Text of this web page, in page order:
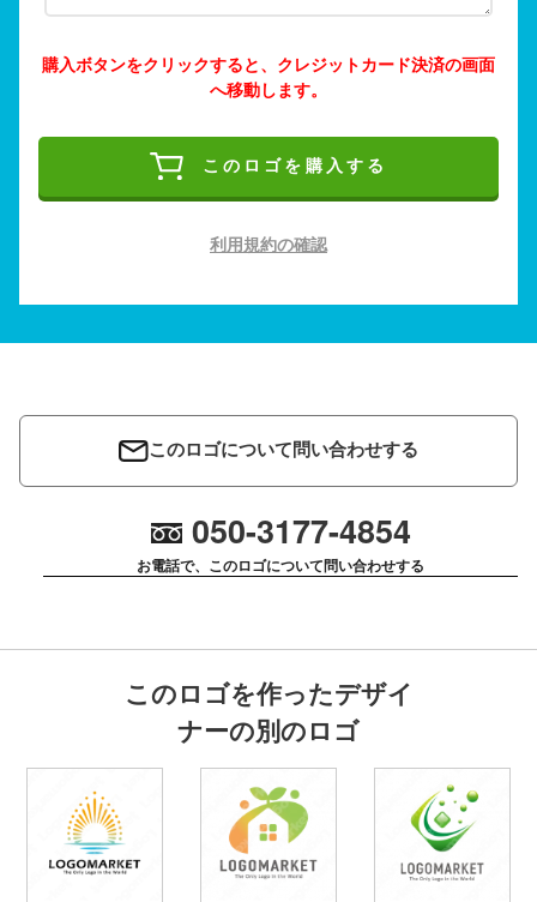
購入ボタンをクリックすると、クレジットカード決済の画面
へ移動します。
このロゴを購入する
利用規約の確認
このロゴについて問い合わせする
050-3177-4854
お電話で、このロゴについて問い合わせする
このロゴを作ったデザイ
ナーの別のロゴ